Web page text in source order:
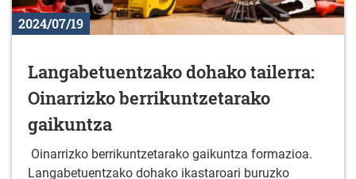
2024/07/19
Langabetuentzako dohako tailerra:
Oinarrizko berrikuntzetarako
gaikuntza
Oinarrizko berrikuntzetarako gaikuntza formazioa.
Langabetuentzako dohako ikastaroari buruzko